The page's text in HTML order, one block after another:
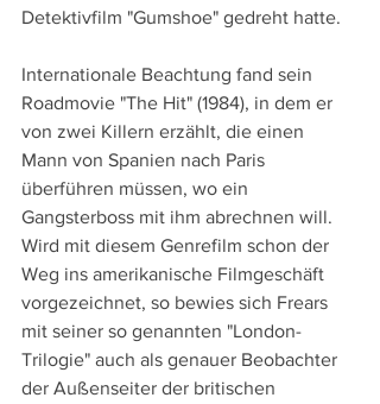
Detektivfilm "Gumshoe" gedreht hatte.
Internationale Beachtung fand sein
Roadmovie "The Hit" (1984), in dem er
von zwei Killern erzählt, die einen
Mann von Spanien nach Paris
überführen müssen, wo ein
Gangsterboss mit ihm abrechnen will.
Wird mit diesem Genrefilm schon der
Weg ins amerikanische Filmgeschäft
vorgezeichnet, so bewies sich Frears
mit seiner so genannten "London-
Trilogie" auch als genauer Beobachter
der Außenseiter der britischen